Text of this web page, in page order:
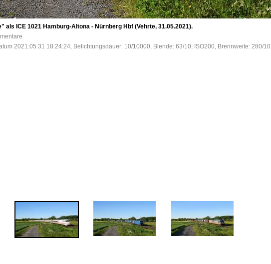
als ICE 1021 Hamburg-Altona - Nürnberg Hbf (Vehrte, 31.05.2021).
2021:05:31 18:24:24, Belichtungsdauer: 10/10000, Blende: 63/10, ISO200, Brennweite: 280/10